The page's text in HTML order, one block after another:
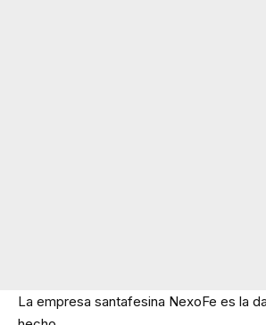
La empresa santafesina NexoFe es la